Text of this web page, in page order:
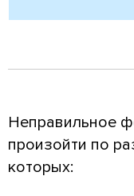
Неправильное
произойти по
которых: